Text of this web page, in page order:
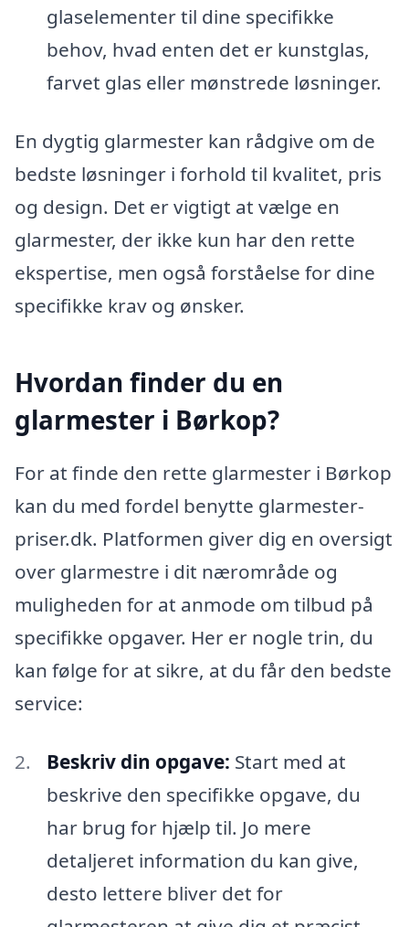
glaselementer til dine specifikke
behov, hvad enten det er kunstglas,
farvet glas eller mønstrede løsninger.
En dygtig glarmester kan rådgive om de
bedste løsninger i forhold til kvalitet, pris
og design. Det er vigtigt at vælge en
glarmester, der ikke kun har den rette
ekspertise, men også forståelse for dine
specifikke krav og ønsker.
Hvordan finder du en
glarmester i Børkop?
For at finde den rette glarmester i Børkop
kan du med fordel benytte glarmester-
priser.dk. Platformen giver dig en oversigt
over glarmestre i dit nærområde og
muligheden for at anmode om tilbud på
specifikke opgaver. Her er nogle trin, du
kan følge for at sikre, at du får den bedste
service:
Beskriv din opgave: Start med at
beskrive den specifikke opgave, du
har brug for hjælp til. Jo mere
detaljeret information du kan give,
desto lettere bliver det for